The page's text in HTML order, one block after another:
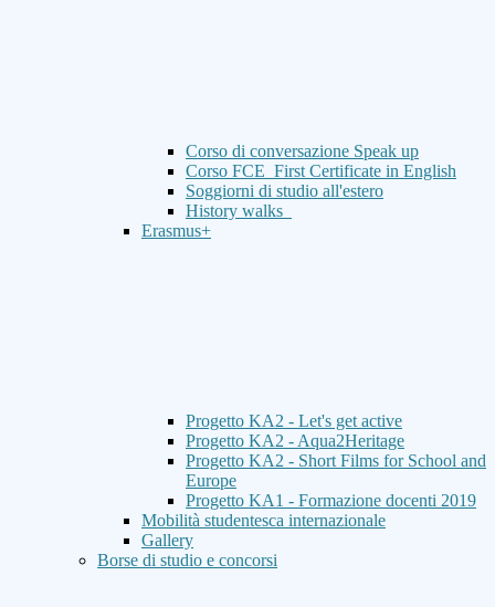
Corso di conversazione Speak up
Corso FCE_First Certificate in English
Soggiorni di studio all'estero
History walks
Erasmus+
Progetto KA2 - Let's get active
Progetto KA2 - Aqua2Heritage
Progetto KA2 - Short Films for School and
Europe
Progetto KA1 - Formazione docenti 2019
Mobilità studentesca internazionale
Gallery
Borse di studio e concorsi